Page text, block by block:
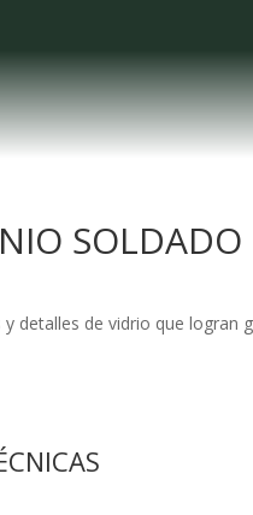
SOLDADO
detalles de vidrio que